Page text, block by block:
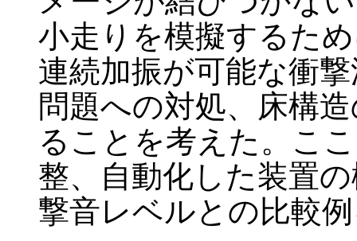
小走りを模擬するた
連続加振が可能な衝
問題への対処、床構
ることを考えた。こ
整、自動化した装置
撃音レベルとの比較